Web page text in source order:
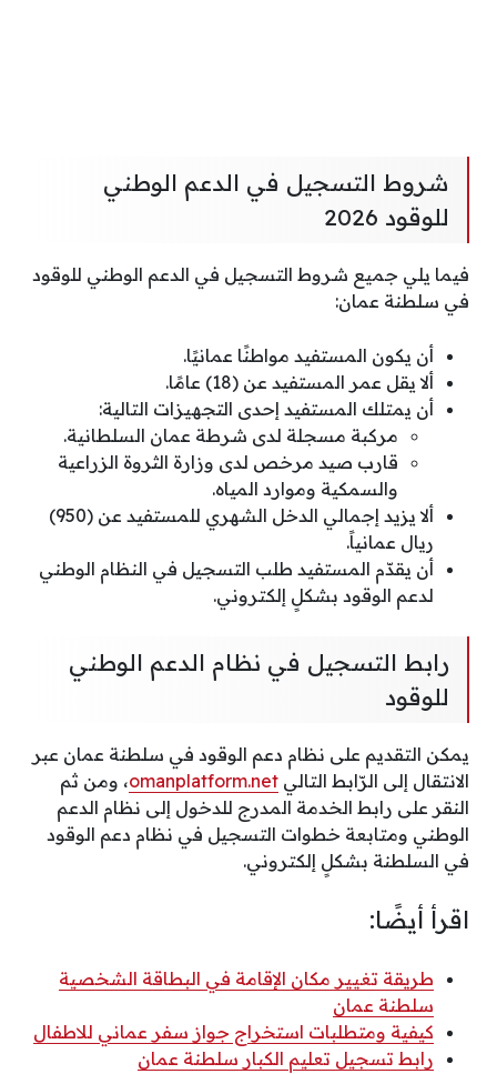
شروط التسجيل في الدعم الوطني
للوقود 2026
فيما يلي جميع شروط التسجيل في الدعم الوطني للوقود
في سلطنة عمان:
أن يكون المستفيد مواطنًا عمانيًا.
ألا يقل عمر المستفيد عن (18) عامًا.
أن يمتلك المستفيد إحدى التجهيزات التالية:
مركبة مسجلة لدى شرطة عمان السلطانية.
قارب صيد مرخص لدى وزارة الثروة الزراعية
والسمكية وموارد المياه.
ألا يزيد إجمالي الدخل الشهري للمستفيد عن (950)
ريال عمانياً.
أن يقدّم المستفيد طلب التسجيل في النظام الوطني
لدعم الوقود بشكلٍ إلكتروني.
رابط التسجيل في نظام الدعم الوطني
للوقود
يمكن التقديم على نظام دعم الوقود في سلطنة عمان عبر
الانتقال إلى الرّابط التالي omanplatform.net، ومن ثم
النقر على رابط الخدمة المدرج للدخول إلى نظام الدعم
الوطني ومتابعة خطوات التسجيل في نظام دعم الوقود
في السلطنة بشكلٍ إلكتروني.
اقرأ أيضًا:
طريقة تغيير مكان الإقامة في البطاقة الشخصية
سلطنة عمان
كيفية ومتطلبات استخراج جواز سفر عماني للاطفال
رابط تسجيل تعليم الكبار سلطنة عمان